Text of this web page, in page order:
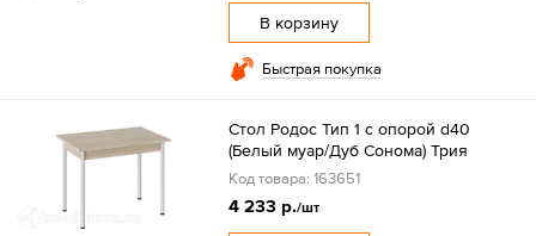
В корзину
Быстрая покупка
Стол Родос Тип 1 с опорой d40
(Белый муар/Дуб Сонома) Трия
Код товара: 163651
4 233 р./шт